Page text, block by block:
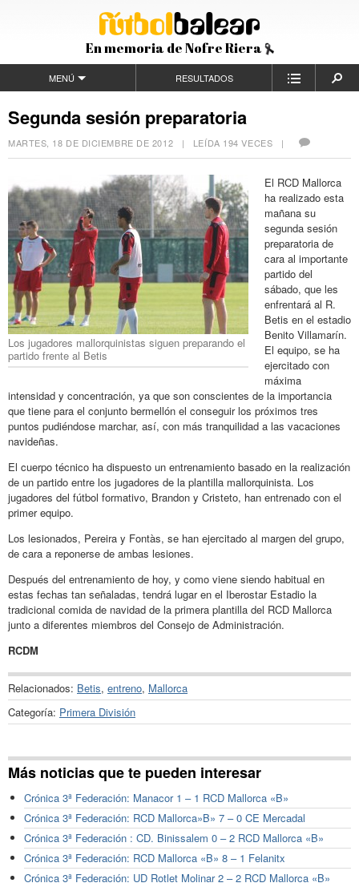
En memoria de Nofre Riera
MENÚ RESULTADOS
Segunda sesión preparatoria
MARTES, 18 DE DICIEMBRE DE 2012 | LEÍDA 194 VECES |
Los jugadores mallorquinistas siguen preparando el
partido frente al Betis
El RCD Mallorca
ha realizado esta
mañana su
segunda sesión
preparatoria de
cara al importante
partido del
sábado, que les
enfrentará al R.
Betis en el estadio
Benito Villamarín.
El equipo, se ha
ejercitado con
máxima
intensidad y concentración, ya que son conscientes de la importancia
que tiene para el conjunto bermellón el conseguir los próximos tres
puntos pudiéndose marchar, así, con más tranquilidad a las vacaciones
navideñas.
El cuerpo técnico ha dispuesto un entrenamiento basado en la realización
de un partido entre los jugadores de la plantilla mallorquinista. Los
jugadores del fútbol formativo, Brandon y Cristeto, han entrenado con el
primer equipo.
Los lesionados, Pereira y Fontàs, se han ejercitado al margen del grupo,
de cara a reponerse de ambas lesiones.
Después del entrenamiento de hoy, y como viene siendo habitual en
estas fechas tan señaladas, tendrá lugar en el Iberostar Estadio la
tradicional comida de navidad de la primera plantilla del RCD Mallorca
junto a diferentes miembros del Consejo de Administración.
RCDM
Relacionados: Betis, entreno, Mallorca
Categoría: Primera División
Más noticias que te pueden interesar
Crónica 3ª Federación: Manacor 1 – 1 RCD Mallorca «B»
Crónica 3ª Federación: RCD Mallorca»B» 7 – 0 CE Mercadal
Crónica 3ª Federación : CD. Binissalem 0 – 2 RCD Mallorca «B»
Crónica 3ª Federación: RCD Mallorca «B» 8 – 1 Felanitx
Crónica 3ª Federación: UD Rotlet Molinar 2 – 2 RCD Mallorca «B»